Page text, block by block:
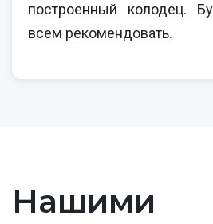
построенный колодец.
всем рекомендовать.
Нашими